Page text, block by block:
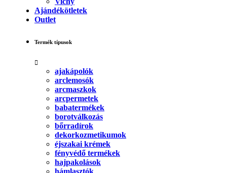
Ajándékötletek
Outlet
Termék típusok
ajakápolók
arclemosók
arcmaszkok
arcpermetek
babatermékek
borotválkozás
bőrradírok
dekorkozmetikumok
éjszakai krémek
fényvédő termékek
hajpakolások
hámlasztók